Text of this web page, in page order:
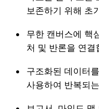
보존하기 위해 초
무한 캔버스에 핵
처 및 반론을 연결
구조화된 데이터
사용하여 반복되